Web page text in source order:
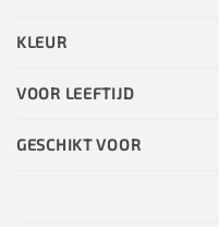
KLEUR
VOOR LEEFTIJD
GESCHIKT VOOR